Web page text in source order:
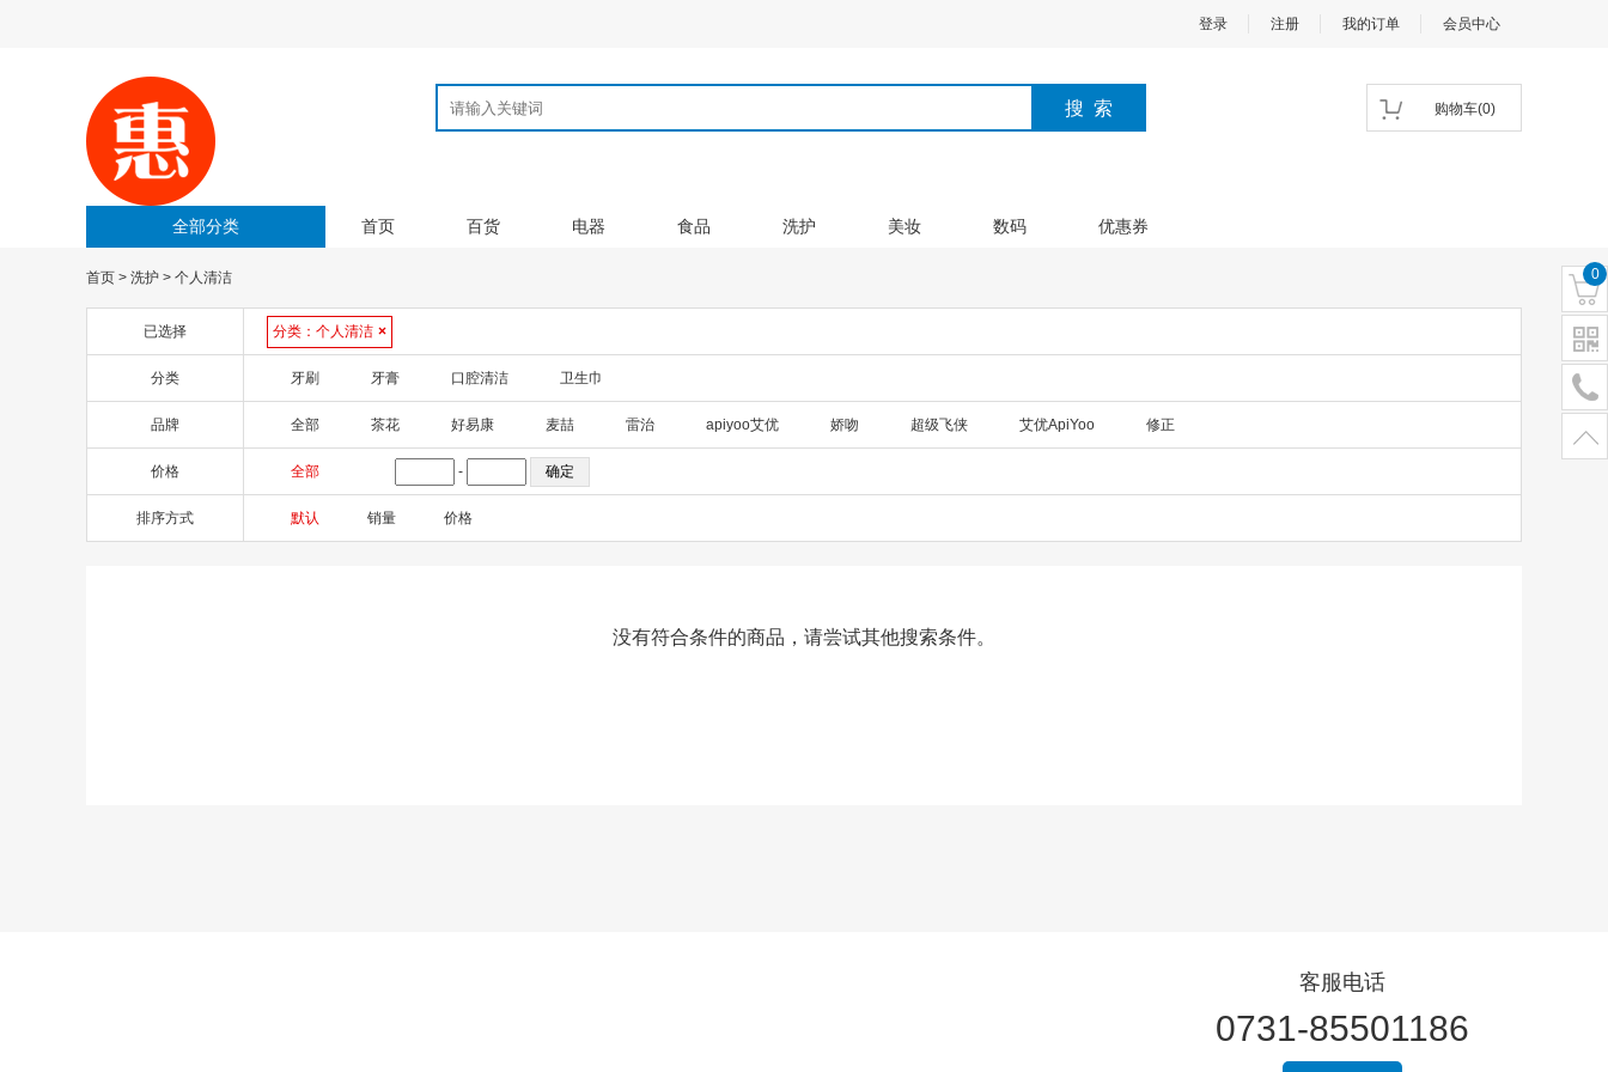
登录 注册 我的订单 会员中心
购物车(0)
全部分类 首页 百货 电器 食品 洗护 美妆 数码 优惠券
首页 > 洗护 > 个人清洁
已选择 分类： 个人清洁 ×
分类 牙刷 牙膏 口腔清洁 卫生巾
品牌 全部 茶花 好易康 麦喆 雷治 apiyoo艾优 娇吻 超级飞侠 艾优ApiYoo 修正
价格 全部 -
排序方式 默认 销量 价格
没有符合条件的商品，请尝试其他搜索条件。
客服电话
0731-85501186
0